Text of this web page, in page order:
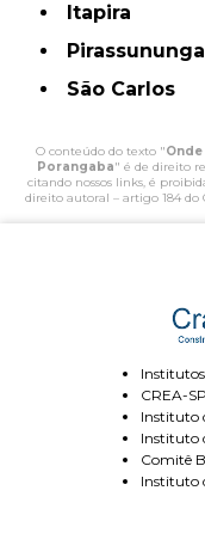
Itapira
Pirassununga
São Carlos
O conteúdo do texto "
Porangaba" é de direito
citando nossos links, é
direito autoral – artigo 184 do
CREA-SP
Instituto
Instituto
Comitê
Instituto